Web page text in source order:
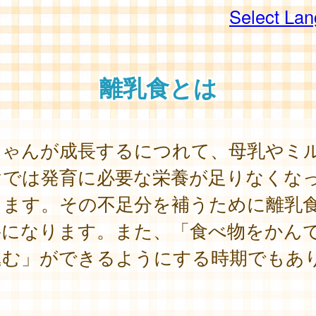
Select
離乳食とは
んが成長するにつれて、母乳やミ
は発育に必要な栄養が足りなくな
す。その不足分を補うために離乳
なります。また、「食べ物をかん
」ができるようにする時期でもあ